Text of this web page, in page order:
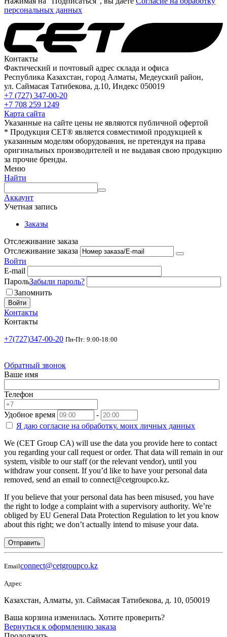
персональных данных
Контакты
Фактический и почтовый адрес склада и офиса
Республика Казахстан, город Алматы, Медеуский район,
ул. Саймасая Татибекова, д.10, Индекс 050019
+7 (727) 347-00-20
+7 708 259 1249
Карта сайта
Указанные на сайте цены не являются публичной офертой
* Продукция СЕТ® является совместимой продукцией к
указанным моделям оборудования, не претендуя на права
оригинальных производителей и не выдавая свою продукцию
за прочие бренды.
Меню
Найти
Аккаунт
Учетная запись
Заказы
Отслеживание заказа
Отслеживание заказа
Войти
E-mail
ПарольЗабыли пароль?
Запомнить
Войти
Контакты
Контакты
+7(727)347-00-20 Пн-Пт: 9:00-18:00
Обратный звонок
Ваше имя
Телефон
Удобное время
-
Я даю согласие на обработку. моих личных данных
We (CET Group CA) will use the data you provide here to contact
you regarding your call request or order. That data will remain in our
system, visible to our staff (or the relevant vendor), until you
withdraw your consent. If you’d like to have your personal data
removed, send an email to connect@cetgroupco.kz.
If you believe that your personal data has been misused, you have
the right to lodge a complaint with a supervisory authority. We’re
obliged by EU General Data Protection Regulation to let you know
about this right; we don’t actually intend to misuse your data.
Отправить
Emailconnect@cetgroupco.kz
Адрес
Казахстан, Алматы, ул. Саймасая Татибекова, д. 10, 050019
Ваша корзина изменилась. Хотите проверить?
Вернуться к оформлению заказа